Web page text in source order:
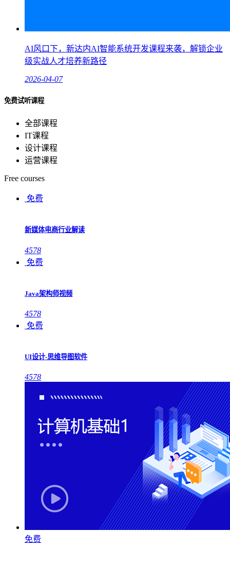
AI风口下，新达内AI智能系统开发课程来袭，解锁企业
级实战人才培养新路径
2026-04-07
免费试听课程
全部课程
IT课程
设计课程
运营课程
Free courses
免费
新媒体电商行业解读
4578
免费
Java架构师视频
4578
免费
UI设计-思维导图软件
4578
免费